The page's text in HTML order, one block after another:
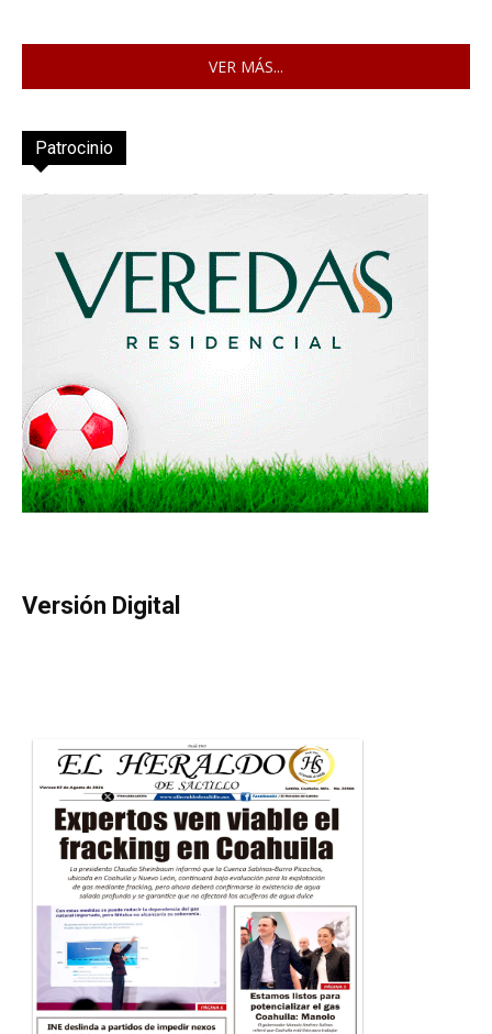
VER MÁS...
Patrocinio
Versión Digital